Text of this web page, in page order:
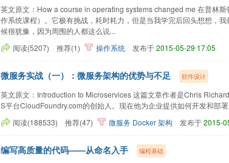
英文原文：How a course in operating systems changed me 在普林
作系统课程）。它极有挑战，耗时耗力，但是当我学完后回头想想，
候很犹豫，因为周围的人都这么说...
阅读(5207)
推荐(1) 操作系统 发布于2015-05-29 17:05
微服务实战（一）：微服务架构的优势与不足 软件设计
英文原文：Introduction to Microservices 这篇文章作者是Chris
S平台CloudFoundry.com的创始人。现在他为企业提供如何开发和部
阅读(188533)
推荐(47) 微服务 Docker架构 发布于2015-
编写高质量的代码——从命名入手 编程基础